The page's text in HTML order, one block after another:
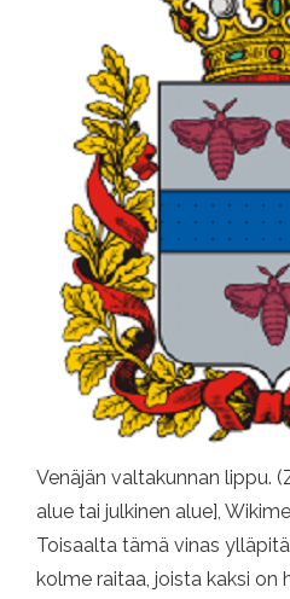
Venäjän valtakunnan lippu.
alue tai julkinen alue],
Toisaalta tämä vinas
kolme raitaa, joista kaksi on